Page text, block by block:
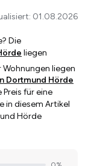
01.08.2026
Die
liegen
Wohnungen liegen
Dortmund Hörde
für eine
in diesem Artikel
Hörde